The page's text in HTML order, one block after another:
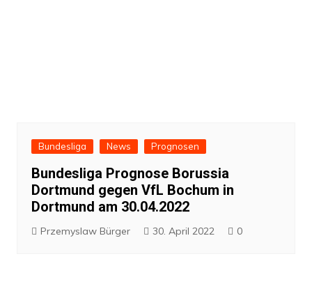
Bundesliga News Prognosen
Bundesliga Prognose Borussia
Dortmund gegen VfL Bochum in
Dortmund am 30.04.2022
Przemyslaw Bürger 30. April 2022 0